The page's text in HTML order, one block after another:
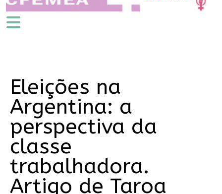
Eleições na
Argentina: a
perspectiva da
classe
trabalhadora.
Artigo de Taroa